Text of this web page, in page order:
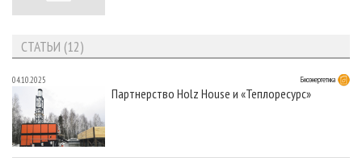
СТАТЬИ (12)
04.10.2025 Биоэнергетика
Партнерство Holz House и «Теплоресурс»